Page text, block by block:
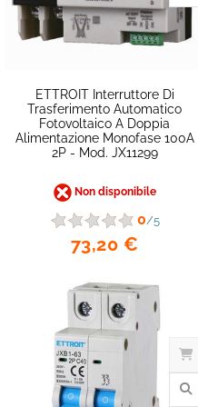
ETTROIT Interruttore Di
Trasferimento Automatico
Fotovoltaico A Doppia
Alimentazione Monofase 100A
2P - Mod. JX11299
Non disponibile
0/5
73,20 €